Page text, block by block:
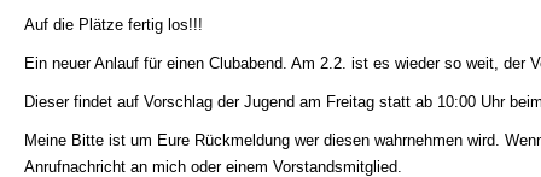
Auf die Plätze fertig los!!!
Ein neuer Anlauf für einen Clubabend. Am 2.2. ist es wieder so weit, der
Dieser findet auf Vorschlag der Jugend am Freitag statt ab 10:00 Uhr
Meine Bitte ist um Eure Rückmeldung wer diesen wahrnehmen wird.
Anrufnachricht an mich oder einem Vorstandsmitglied.